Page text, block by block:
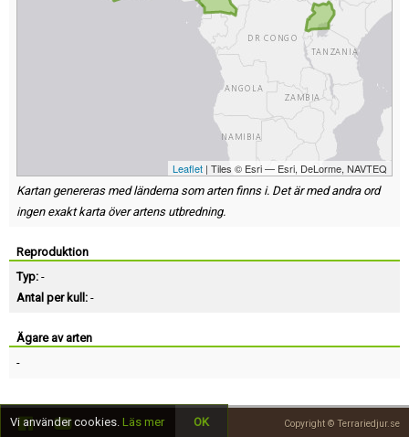
Leaflet | Tiles © Esri — Esri, DeLorme, NAVTEQ
Kartan genereras med länderna som arten finns i. Det är med andra ord
ingen exakt karta över artens utbredning.
Reproduktion
Typ: -
Antal per kull: -
Ägare av arten
-
Copyright © Terrariedjur.se
Vi använder cookies. Läs mer OK